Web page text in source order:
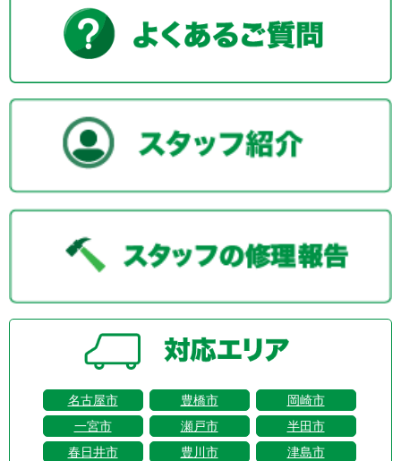
名古屋市 豊橋市
岡崎市
一宮市
瀬戸市
半田市
春日井市
豊川市
津島市